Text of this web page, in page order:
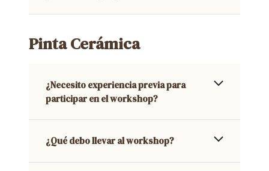
Pinta Cerámica
¿Necesito experiencia previa para
participar en el workshop?
¿Qué debo llevar al workshop?